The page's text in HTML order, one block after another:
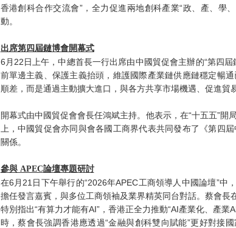
香港創科合作交流會”，全力促進兩地創科產業“政、產、學
動。
出席第四屆鏈博會開幕式
6月22日上午，中總首長一行出席由中國貿促會主辦的“第四
前單邊主義、保護主義抬頭，維護國際產業鏈供應鏈穩定暢
順差，而是通過主動擴大進口，與各方共享市場機遇、促進貿
開幕式由中國貿促會會長任鴻斌主持。他表示，在“十五五”
上，中國貿促會亦同與會各國工商界代表共同發布了《第四
關係。
參與 APEC論壇專題研討
在6月21日下午舉行的“2026年APEC工商領導人中國論壇”中
擔任發言嘉賓，與多位工商領袖及業界精英同台對話。蔡會
特別指出“有算力才能有AI”，香港正全力推動“AI產業化、產
時，蔡會長強調香港應透過“金融與創科雙向賦能”更好對接